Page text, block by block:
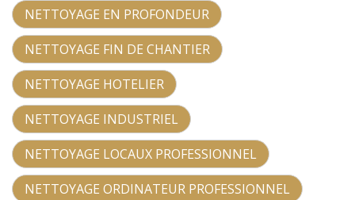
NETTOYAGE EN PROFONDEUR
NETTOYAGE FIN DE CHANTIER
NETTOYAGE HOTELIER
NETTOYAGE INDUSTRIEL
NETTOYAGE LOCAUX PROFESSIONNEL
NETTOYAGE ORDINATEUR PROFESSIONNEL